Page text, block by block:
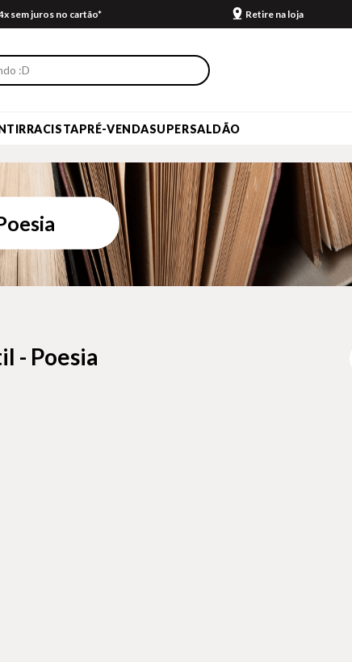
sem juros no cartão* Retire na loja
PRÉ-VENDASUPERSALDÃO
- Poesia